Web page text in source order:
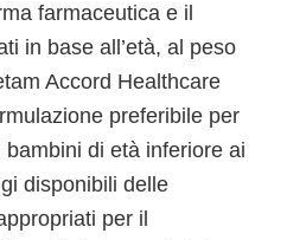
farmaceutica e il
in base all’età, al peso
Accord Healthcare
preferibile per
bambini di età inferiore ai
disponibili delle
per il